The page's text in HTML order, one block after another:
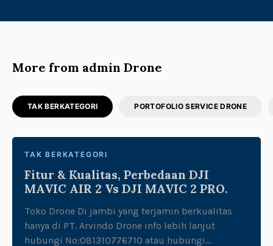
More from admin Drone
TAK BERKATEGORI PORTOFOLIO SERVICE DRONE
TAK BERKATEGORI
Fitur & Kualitas, Perbedaan DJI
MAVIC AIR 2 Vs DJI MAVIC 2 PRO.
Toko Drone Di jambi yang terjamin berkualitas
hanya di PT. Arvindo Drone info lebih lanjut
hubungi No:081310776710 atau hubungi